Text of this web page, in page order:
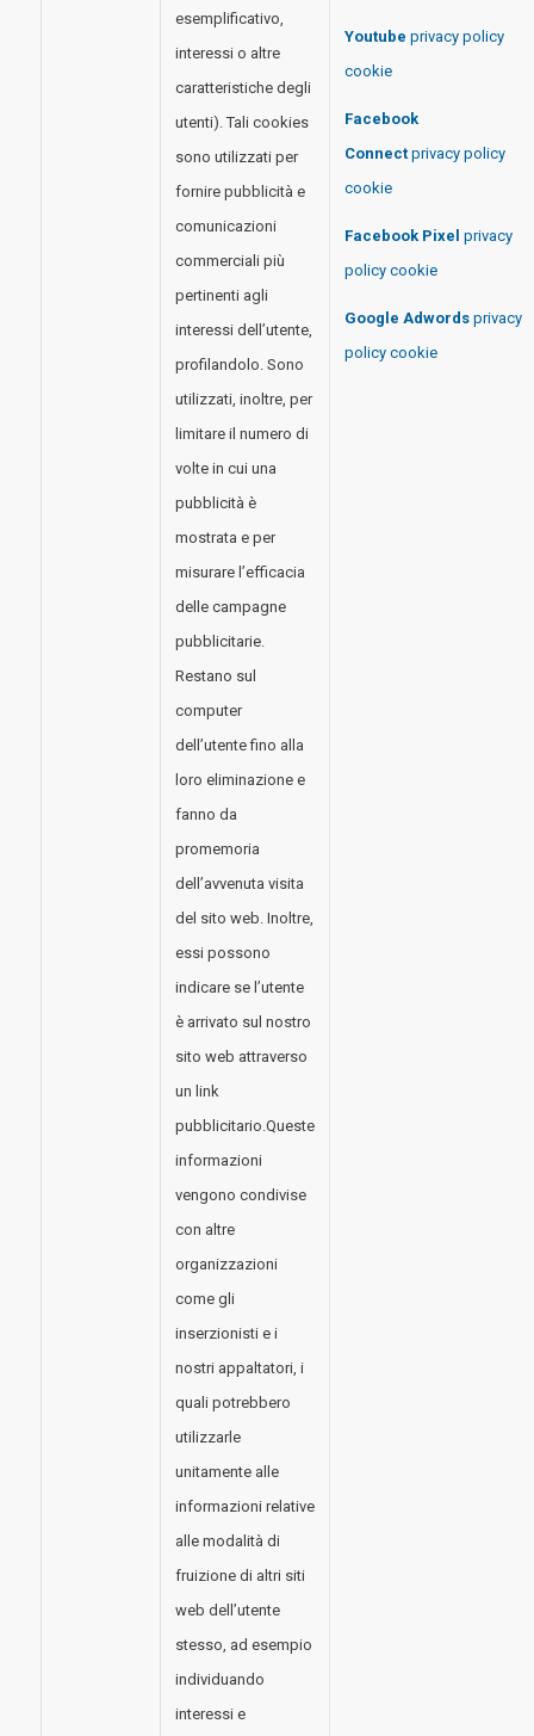
esemplificativo,
interessi o altre
caratteristiche degli
utenti). Tali cookies
sono utilizzati per
fornire pubblicità e
comunicazioni
commerciali più
pertinenti agli
interessi dell’utente,
profilandolo. Sono
utilizzati, inoltre, per
limitare il numero di
volte in cui una
pubblicità è
mostrata e per
misurare l’efficacia
delle campagne
pubblicitarie.
Restano sul
computer
dell’utente fino alla
loro eliminazione e
fanno da
promemoria
dell’avvenuta visita
del sito web. Inoltre,
essi possono
indicare se l’utente
è arrivato sul nostro
sito web attraverso
un link
pubblicitario.Queste
informazioni
vengono condivise
con altre
organizzazioni
come gli
inserzionisti e i
nostri appaltatori, i
quali potrebbero
utilizzarle
unitamente alle
informazioni relative
alle modalità di
fruizione di altri siti
web dell’utente
stesso, ad esempio
individuando
interessi e
Youtube privacy policy
cookie
Facebook
Connect privacy policy
cookie
Facebook Pixel privacy
policy cookie
Google Adwords privacy
policy cookie